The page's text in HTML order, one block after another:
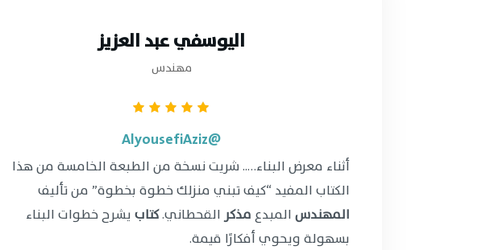
اليوسفي عبد العزيز
مهندس
@AlyousefiAziz
أثناء معرض البناء….. شريت نسخة من الطبعة الخامسة من هذا
الكتاب المفيد “كيف تبني منزلك خطوة بخطوة” من تأليف
المهندسالمبدعمذكر القحطاني.كتابيشرح خطوات البناء
بسهولة ويحوي أفكارًا قيمة.